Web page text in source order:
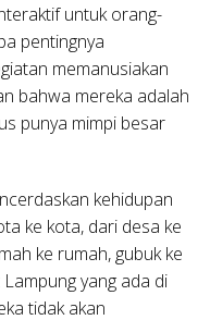
untuk orang-
pentingnya
memanusiakan
bahwa mereka adalah
punya mimpi besar
kehidupan
ke kota, dari desa ke
ke rumah, gubuk ke
yang ada di
tidak akan